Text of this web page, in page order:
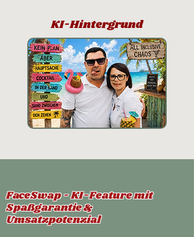
KI-Hintergrund
FaceSwap - KI-Feature mit
Spaßgarantie &
Umsatzpotenzial